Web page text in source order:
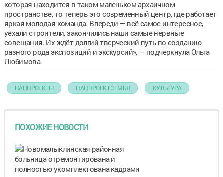
которая находится в таком маленьком архаичном
пространстве, то теперь это современный центр, где работает
яркая молодая команда. Впереди — всё самое интересное,
уехали строители, закончились наши самые нервные
совещания. Их ждёт долгий творческий путь по созданию
разного рода экспозиций и экскурсий», — подчеркнула Ольга
Любимова.
НАЦПРОЕКТЫ НАЦПРОЕКТ СЕМЬЯ КУЛЬТУРА
ПОХОЖИЕ НОВОСТИ